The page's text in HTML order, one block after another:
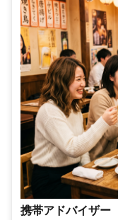
携帯アドバイザー